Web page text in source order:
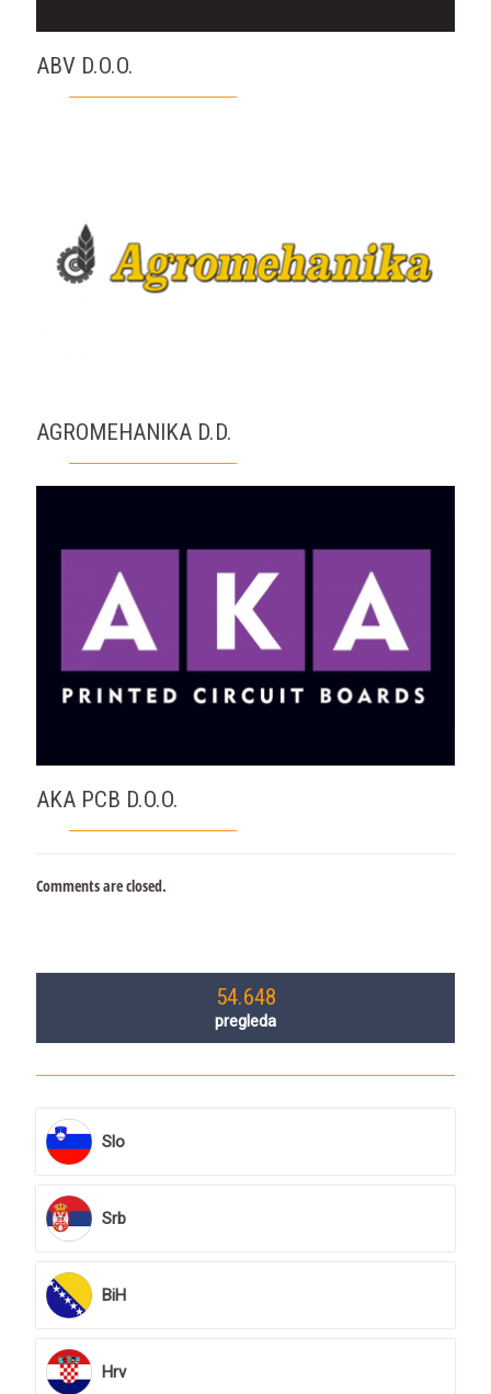
ABV D.O.O.
AGROMEHANIKA D.D.
AKA PCB D.O.O.
Comments are closed.
54.648
pregleda
Slo
Srb
BiH
Hrv